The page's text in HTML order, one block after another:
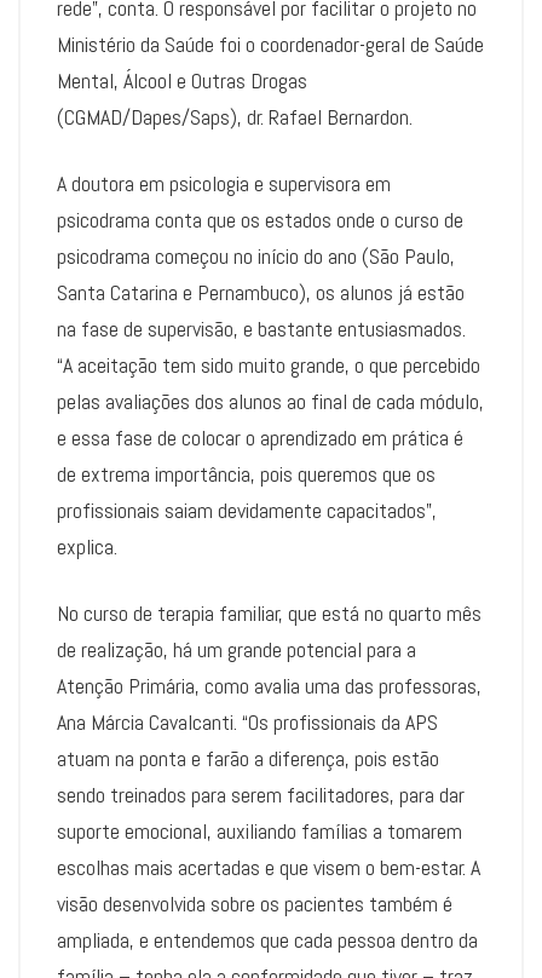
rede”, conta. O responsável por facilitar o projeto no
Ministério da Saúde foi o coordenador-geral de Saúde
Mental, Álcool e Outras Drogas
(CGMAD/Dapes/Saps), dr. Rafael Bernardon.
A doutora em psicologia e supervisora em
psicodrama conta que os estados onde o curso de
psicodrama começou no início do ano (São Paulo,
Santa Catarina e Pernambuco), os alunos já estão
na fase de supervisão, e bastante entusiasmados.
“A aceitação tem sido muito grande, o que percebido
pelas avaliações dos alunos ao final de cada módulo,
e essa fase de colocar o aprendizado em prática é
de extrema importância, pois queremos que os
profissionais saiam devidamente capacitados”,
explica.
No curso de terapia familiar, que está no quarto mês
de realização, há um grande potencial para a
Atenção Primária, como avalia uma das professoras,
Ana Márcia Cavalcanti. “Os profissionais da APS
atuam na ponta e farão a diferença, pois estão
sendo treinados para serem facilitadores, para dar
suporte emocional, auxiliando famílias a tomarem
escolhas mais acertadas e que visem o bem-estar. A
visão desenvolvida sobre os pacientes também é
ampliada, e entendemos que cada pessoa dentro da